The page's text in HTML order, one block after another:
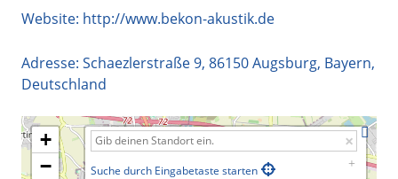
Website: http://www.bekon-akustik.de
Adresse: Schaezlerstraße 9, 86150Augsburg, Bayern,
Deutschland
+
−
Suche durch Eingabetaste starten